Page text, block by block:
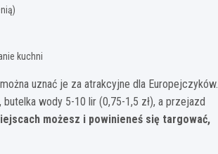
kuchni
uznać je za atrakcyjne dla Europejczyków.
wody 5-10 lir (0,75-1,5 zł), a przejazd
możesz i powinieneś się targować,